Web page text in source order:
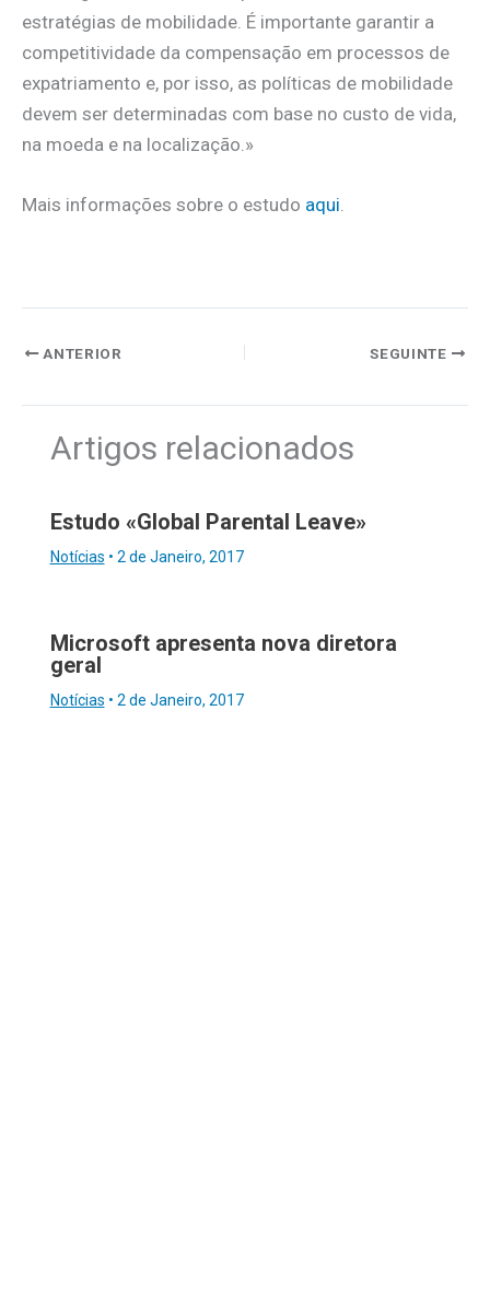
estratégias de mobilidade. É importante garantir a
competitividade da compensação em processos de
expatriamento e, por isso, as políticas de mobilidade
devem ser determinadas com base no custo de vida,
na moeda e na localização.»
Mais informações sobre o estudo aqui
ANTERIOR SEGUINTE
Artigos relacionados
Estudo «Global Parental Leave»
Notícias • 2 de Janeiro, 2017
Microsoft apresenta nova diretora
geral
Notícias • 2 de Janeiro, 2017